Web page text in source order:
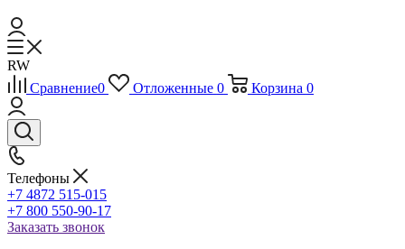
RW
Сравнение0 Отложенные 0 Корзина 0
Телефоны
+7 4872 515-015
+7 800 550-90-17
Заказать звонок